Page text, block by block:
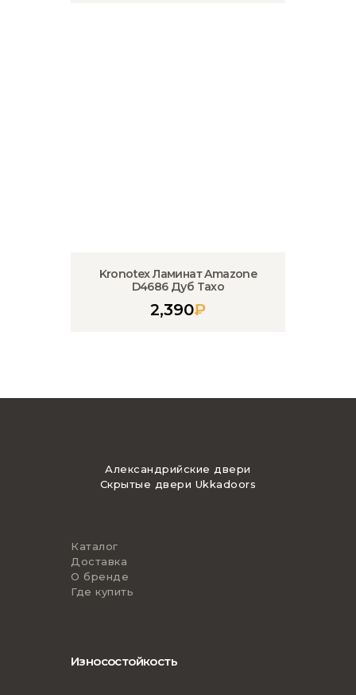
Kronotex Ламинат Amazone
D4686 Дуб Тахо
2,390₽
Александрийские двери
Скрытые двери Ukkadoors
Каталог
Доставка
О бренде
Где купить
Износостойкость